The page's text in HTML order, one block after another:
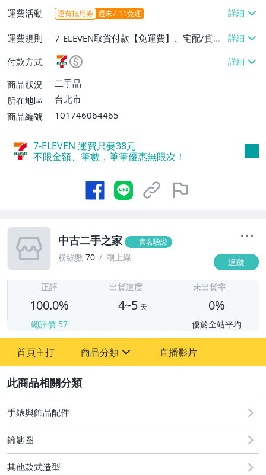
運費活動 運費抵用券 週末7-11免運
運費規則
7-ELEVEN取貨付款【免運費】、宅配/貨運
付款方式
商品狀況
二手品
所在地區
台北市
商品編號
101746064465
7-ELEVEN 運費只要38元
不限金額、筆數，筆筆優惠無限次！
中古二手之家 實名驗證
粉絲數 70 剛上線 追蹤
正評
100.0%
總評價 57
出貨速度
4~5 天
未出貨率
0%
優於全站平均
首頁主打 商品分類
古董、藝術與礦石
居家、家具與園藝
女裝與服飾配件
直播影片
手錶與飾品配件
鑰匙圈
其他款式造型